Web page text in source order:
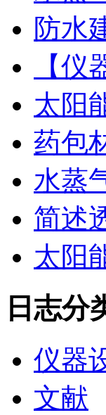
防水
【
太阳
药包
水蒸
简述
太阳
日志分
仪器
文献